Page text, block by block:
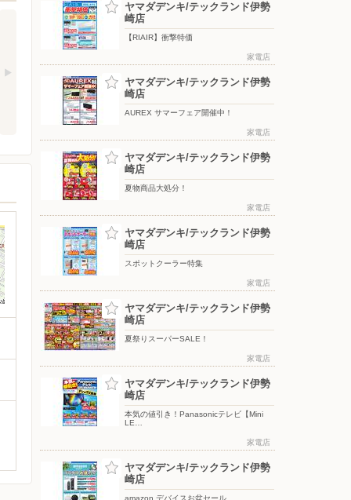
ヤマダデンキ/テックランド伊勢
崎店
【RIAIR】衝撃特価
家電店
ヤマダデンキ/テックランド伊勢
崎店
AUREX サマーフェア開催中！
家電店
ヤマダデンキ/テックランド伊勢
崎店
夏物商品大処分！
家電店
ヤマダデンキ/テックランド伊勢
崎店
スポットクーラー特集
家電店
ヤマダデンキ/テックランド伊勢
崎店
夏祭りスーパーSALE！
家電店
ヤマダデンキ/テックランド伊勢
崎店
本気の値引き！Panasonicテレビ【Mini
LE…
家電店
ヤマダデンキ/テックランド伊勢
崎店
amazon デバイスお盆セール